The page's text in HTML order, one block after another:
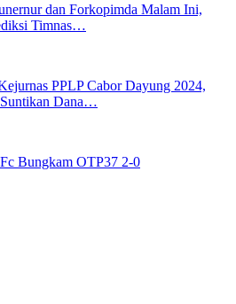
dan Forkopimda Malam Ini,
Timnas…
PPLP Cabor Dayung 2024,
Dana…
Bungkam OTP37 2-0